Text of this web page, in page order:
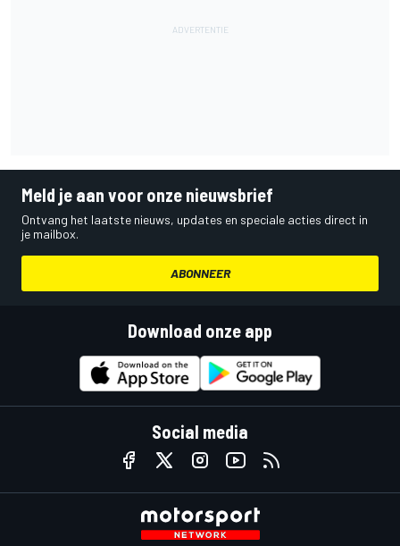
Meld je aan voor onze nieuwsbrief
Ontvang het laatste nieuws, updates en speciale acties direct in
je mailbox.
ABONNEER
Download onze app
Social media